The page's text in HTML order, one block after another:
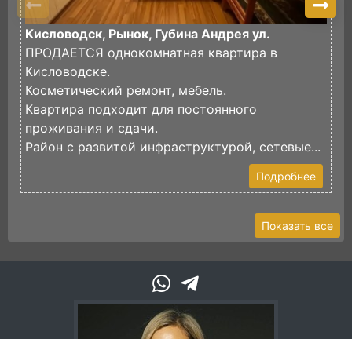
Кисловодск, Рынок, Губина Андрея ул.
ПРОДАЕТСЯ однокомнатная квартира в
Кисловодске.
Косметический ремонт, мебель.
Квартира подходит для постоянного
проживания и сдачи.
Район с развитой инфраструктурой, сетевые...
Подробнее
Показать все